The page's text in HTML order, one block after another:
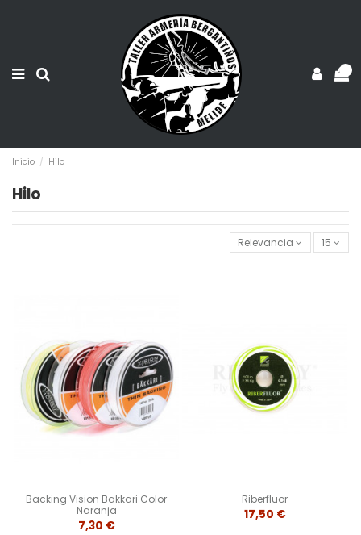
Inicio Hilo
Hilo
Relevancia 15
Backing Vision Bakkari Color
Naranja
7,30 €
Riberfluor
17,50 €